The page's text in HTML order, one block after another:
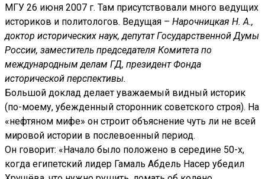
МГУ 26 июня 2007 г. Там присутствовали много ведущих
историков и политологов. Ведущая – Нарочницкая Н. А.,
доктор исторических наук, депутат Государственной Думы
России, заместитель председателя Комитета по
международным делам ГД, президент Фонда
исторической перспективы.
Большой доклад делает уважаемый видный историк
(по-моему, убежденный сторонник советского строя). На
«нефтяном мифе» он строит объяснение чуть ли не всей
мировой истории в послевоенный период.
Он говорит: «Начало было положено в середине 50-х,
когда египетский лидер Гамаль Абдель Насер убедил